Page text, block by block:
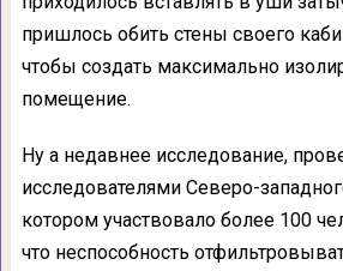
пришлось обить стены своего
чтобы создать максимально
помещение.
Ну а недавнее исследование,
исследователями Северо-
котором участвовало более 100
что неспособность